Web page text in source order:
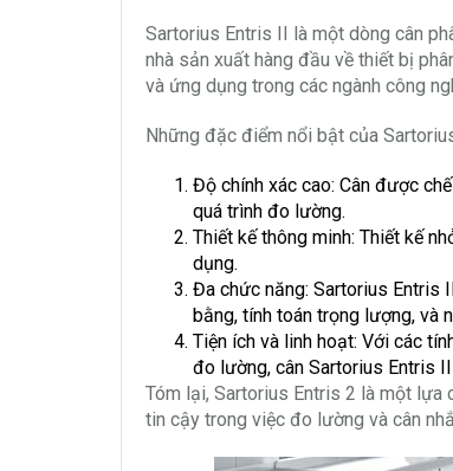
Sartorius Entris II là một dòng cân
nhà sản xuất hàng đầu về thiết bị
và ứng dụng trong các ngành công
Những đặc điểm nổi bật của
Độ chính xác cao: Cân được
quá trình đo lường.
Thiết kế thông minh: Thiết kế
dụng.
Đa chức năng: Sartorius Entris
bằng, tính toán trọng lượng, và
Tiện ích và linh hoạt: Với các
đo lường, cân Sartorius Entris
Tóm lại, Sartorius Entris 2 là một lựa
tin cậy trong việc đo lường và cân